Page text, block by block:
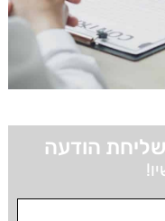
הודעה